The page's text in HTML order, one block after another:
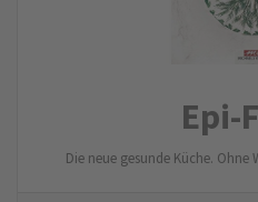
Epi-
Die neue gesunde Küche.